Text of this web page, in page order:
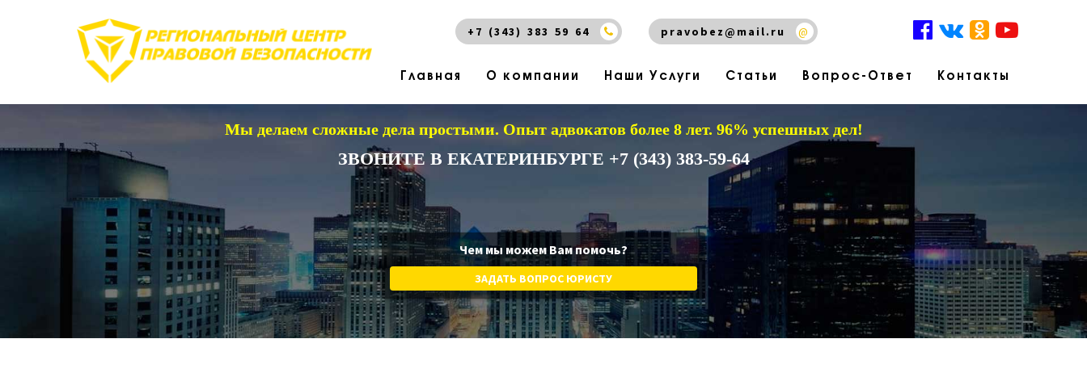
+7 (343) 383 59 64 pravobez@mail.ru @
Главная О компании Наши Услуги Статьи Вопрос-Ответ Контакты
Мы делаем сложные дела простыми.Опыт адвокатов более 8 лет. 96% успешных дел!
ЗВОНИТЕ В ЕКАТЕРИНБУРГЕ +7 (343) 383-59-64
Чем мы можем Вам помочь?
ЗАДАТЬ ВОПРОС ЮРИСТУ